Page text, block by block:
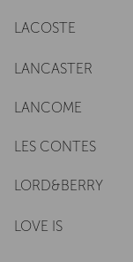
LACOSTE
LANCASTER
LANCOME
LES CONTES
LORD&BERRY
LOVE IS